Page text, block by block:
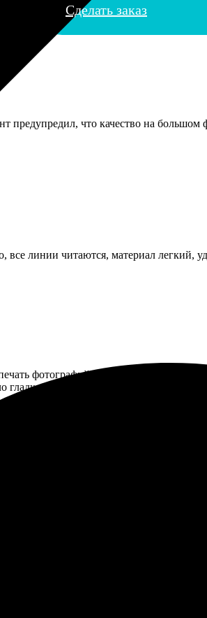
Сделать заказ
предупредил, что качество на
все линии читаются, материал легкий,
фотографий без рамки, никаких
Получила результат в срок,
и скоростью выполнения заказа.
Отправила свои фото, и через
отличный сервис и качество!